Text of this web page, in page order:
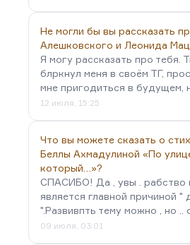
Не могли бы вы рассказать
Алешковского и Леонида
Я могу рассказать про тебя.
блркнул меня в своём ТГ,
мне пригодиться в будущем,
12 июля, 15:25
Что вы можете сказать о
Беллы Ахмадулиной «По
который…»?
СПАСИБО! Да , увы . рабство
является главной причиной "
".Развивпть тему можно , но ..
09 июля, 03:01